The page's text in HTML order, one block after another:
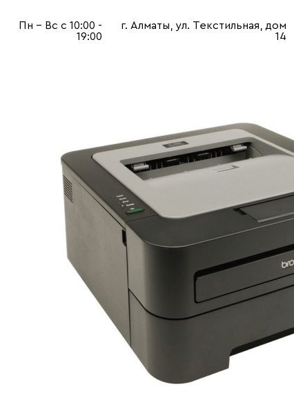
Пн - Вс с 10:00 -
19:00
г. Алматы, ул. Текстильная, дом
14